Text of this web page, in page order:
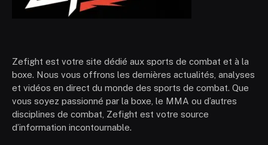
Zefight est votre site dédié aux sports de combat et à la
boxe. Nous vous offrons les dernières actualités, analyses
et vidéos en direct du monde des sports de combat. Que
vous soyez passionné par la boxe, le MMA ou d’autres
disciplines de combat, Zefight est votre source
d’information incontournable.